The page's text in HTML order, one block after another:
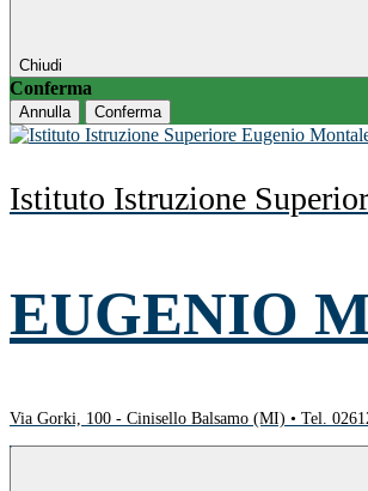
Chiudi
Conferma
Annulla Conferma
Istituto Istruzione
EUGENIO
Via Gorki, 100 - Cinisello Balsamo (MI) • Tel.